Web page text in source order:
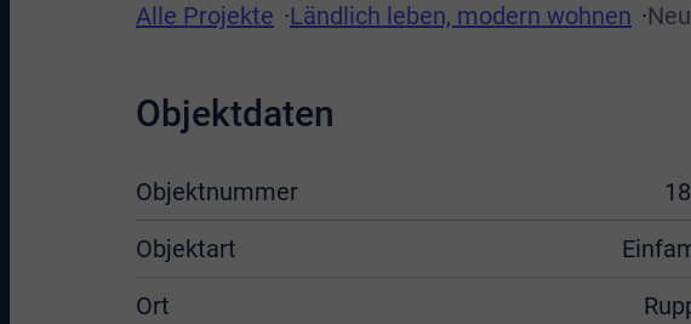
Alle Projekte Ländlich leben, modern wohnen
Objektdaten
Objektnummer
Objektart
Ort